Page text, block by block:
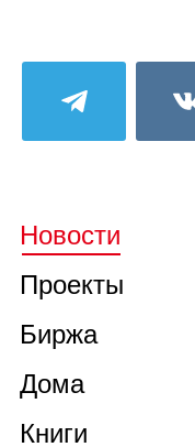
Новости
Проекты
Биржа
Дома
Книги